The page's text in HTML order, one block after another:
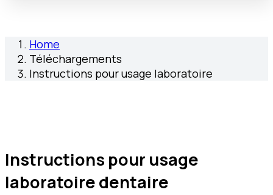
Home
Téléchargements
Instructions pour usage laboratoire
Instructions pour usage
laboratoire dentaire